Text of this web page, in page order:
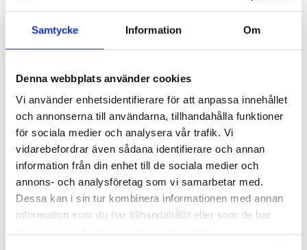
Samtycke Information Om
Denna webbplats använder cookies
Vi använder enhetsidentifierare för att anpassa innehållet
och annonserna till användarna, tillhandahålla funktioner
för sociala medier och analysera vår trafik. Vi
vidarebefordrar även sådana identifierare och annan
information från din enhet till de sociala medier och
annons- och analysföretag som vi samarbetar med.
Dessa kan i sin tur kombinera informationen med annan
information som du har tillhandahållit eller som de har
BADRUMSRENOVERING I FARSTA
väldesignade detaljer
I detta badrum har vi låtit vår kreativitet flöda och skapat
en helt unik och elegant atmosfär med noggrant utvalda
detaljer. De runda handfaten placerade på en svart
bänkskiva och den stilfulla vägghyllan ger rummet en
modern och naturlig känsla. Väggarna är klädda i vitt
kakel med inslag av blå mosaik som definierar